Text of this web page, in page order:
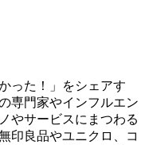
った！」をシェアす
専門家やインフルエン
やサービスにまつわる
印良品やユニクロ、コ